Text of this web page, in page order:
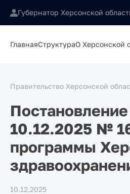
Губернатор Херсонской
ГлавнаяСтруктураО Херсонской
Правительство Херсонской
10.12.2025 №
программы
10.12.2025